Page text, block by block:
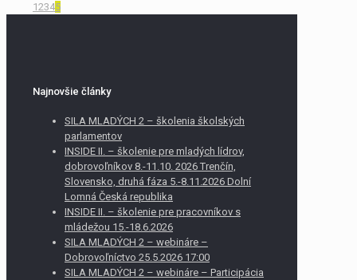
12345
Najnovšie články
SILA MLADÝCH 2 – školenia školských
parlamentov
INSIDE II. – školenie pre mladých lídrov,
dobrovoľníkov 8.-11.10. 2026 Trenčín,
Slovensko, druhá fáza 5.-8.11.2026 Dolní
Lomná Česká republika
INSIDE II. – školenie pre pracovníkov s
mládežou 15.-18.6.2026
SILA MLADÝCH 2 – webináre –
Dobrovoľníctvo 25.5.2026 17:00
SILA MLADÝCH 2 – webináre – Participácia